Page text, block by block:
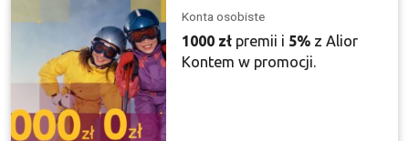
Konta osobiste
1000 zł premii i 5% z Alior
Kontem w promocji.